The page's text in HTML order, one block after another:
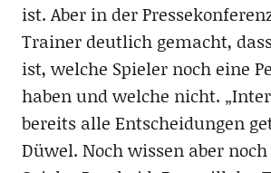
ist. Aber in der
Trainer deutlich gemacht,
ist, welche Spieler noch eine
haben und welche nicht.
bereits alle Entscheidungen
Düwel. Noch wissen aber